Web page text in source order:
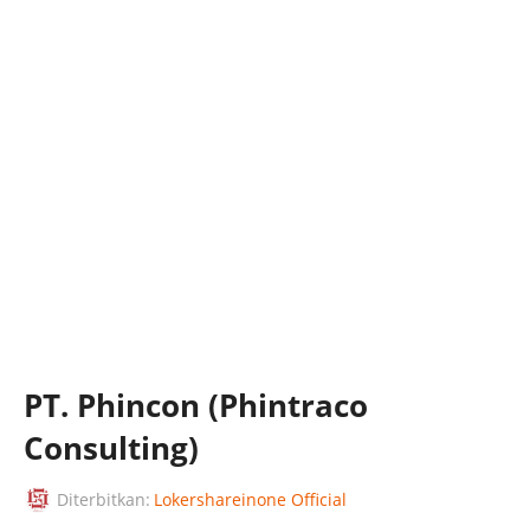
PT. Phincon (Phintraco
Consulting)
Diterbitkan: Lokershareinone Official